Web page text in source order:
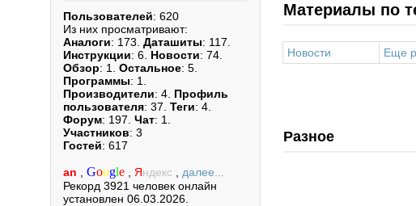
Пользователей: 620
Из них просматривают:
Аналоги: 173. Даташиты: 117.
Инструкции: 6. Новости: 74.
Обзор: 1. Остальное: 5.
Программы: 1.
Производители: 4. Профиль
пользователя: 37. Теги: 4.
Форум: 197. Чат: 1.
Участников: 3
Гостей: 617
an Google Яндекс
далее...
Рекорд 3921 человек онлайн
установлен 06.03.2026.
Материалы по
Новости Еще
Разное